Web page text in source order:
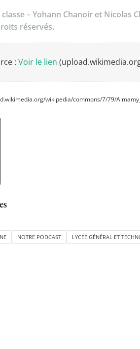
– Yohann Chanoir et Nicolas
réservés.
:Voir le lien
wikipedia/commons/7/79/
NOTRE PODCAST LYCÉE GÉNÉRAL ET